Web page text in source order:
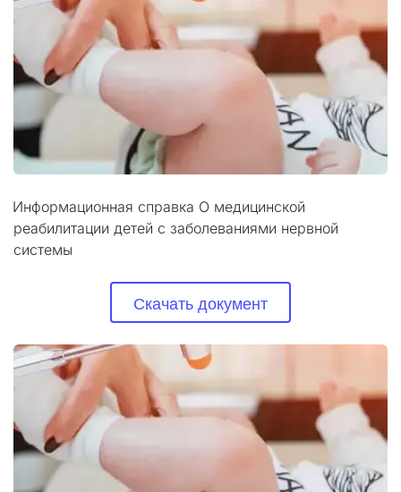
Информационная справка О медицинской
реабилитации детей с заболеваниями нервной
системы
Скачать документ